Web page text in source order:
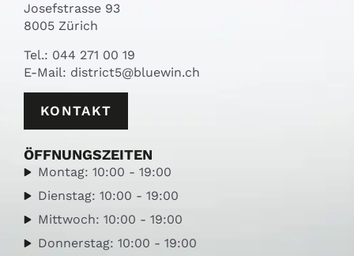
Josefstrasse 93
8005 Zürich
Tel.: 044 271 00 19
E-Mail: district5@bluewin.ch
KONTAKT
ÖFFNUNGSZEITEN
Montag: 10:00 - 19:00
Dienstag: 10:00 - 19:00
Mittwoch: 10:00 - 19:00
Donnerstag: 10:00 - 19:00